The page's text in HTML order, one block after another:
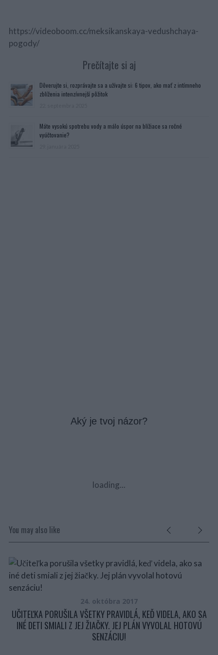
https://videoboom.cc/meksikanskaya-vedushchaya-
pogody/
Prečítajte si aj
Dôverujte si, rozprávajte sa a užívajte si: 6 tipov, ako mať z intímneho
zblíženia intenzívnejší pôžitok
Máte vysokú spotrebu vody a málo úspor na blížiace sa ročné
vyúčtovanie?
Aký je tvoj názor?
loading...
You may also like
24. októbra 2017
UČITEĽKA PORUŠILA VŠETKY PRAVIDLÁ, KEĎ VIDELA, AKO SA
INÉ DETI SMIALI Z JEJ ŽIAČKY. JEJ PLÁN VYVOLAL HOTOVÚ
SENZÁCIU!